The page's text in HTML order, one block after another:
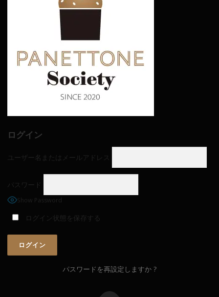
ログイン
ユーザー名またはメールアドレス
パスワード
Show Password
ログイン状態を保存する
パスワードを再設定しますか ?